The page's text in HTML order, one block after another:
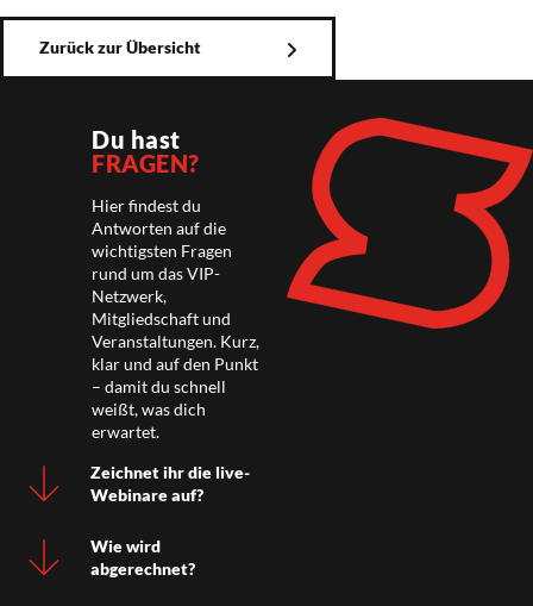
Zurück zur Übersicht
Du hast
FRAGEN?
Hier findest du
Antworten auf die
wichtigsten Fragen
rund um das VIP-
Netzwerk,
Mitgliedschaft und
Veranstaltungen. Kurz,
klar und auf den Punkt
– damit du schnell
weißt, was dich
erwartet.
Zeichnet ihr die live-
Webinare auf?
Wie wird
abgerechnet?